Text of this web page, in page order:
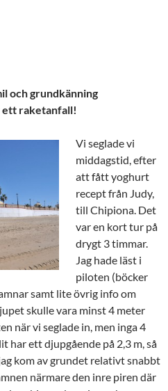
och grundkänning
raketanfall!
Vi seglade vi
middagstid, efter
att fått yoghurt
recept från Judy,
till Chipiona. Det
var en kort tur på
drygt 3 timmar.
Jag hade läst i
piloten (böcker
samt lite övrig info om
skulle vara minst 4 meter
när vi seglade in, men inga 4
har ett djupgående på 2,3 m, så
kom av grundet relativt snabbt
närmare den inre piren där